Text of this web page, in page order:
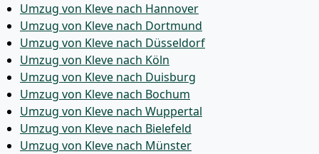
Umzug von Kleve nach Hannover
Umzug von Kleve nach Dortmund
Umzug von Kleve nach Düsseldorf
Umzug von Kleve nach Köln
Umzug von Kleve nach Duisburg
Umzug von Kleve nach Bochum
Umzug von Kleve nach Wuppertal
Umzug von Kleve nach Bielefeld
Umzug von Kleve nach Münster